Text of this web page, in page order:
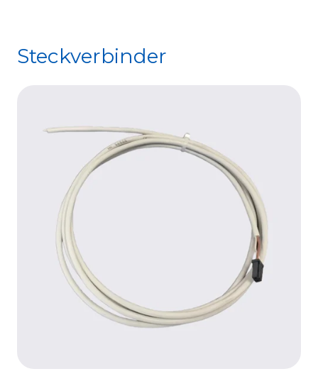
Steckverbinder